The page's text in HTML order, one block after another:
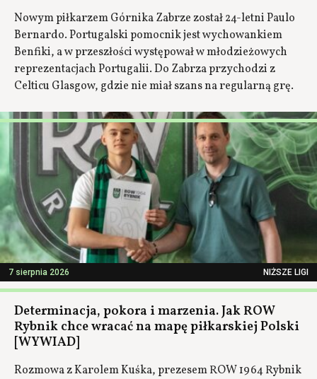
Nowym piłkarzem Górnika Zabrze został 24-letni Paulo
Bernardo. Portugalski pomocnik jest wychowankiem
Benfiki, a w przeszłości występował w młodzieżowych
reprezentacjach Portugalii. Do Zabrza przychodzi z
Celticu Glasgow, gdzie nie miał szans na regularną grę.
7 sierpnia 2026 NIŻSZE LIGI
Determinacja, pokora i marzenia. Jak ROW
Rybnik chce wracać na mapę piłkarskiej Polski
[WYWIAD]
Rozmowa z Karolem Kuśka, prezesem ROW 1964 Rybnik